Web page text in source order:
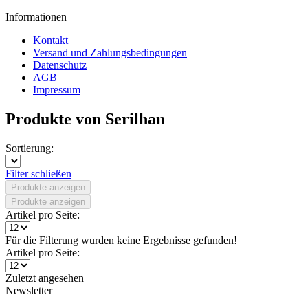
Informationen
Kontakt
Versand und Zahlungsbedingungen
Datenschutz
AGB
Impressum
Produkte von Serilhan
Sortierung:
Filter schließen
Produkte anzeigen
Produkte anzeigen
Artikel pro Seite:
Für die Filterung wurden keine Ergebnisse gefunden!
Artikel pro Seite:
Zuletzt angesehen
Newsletter